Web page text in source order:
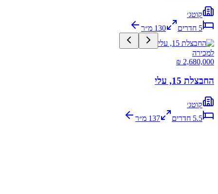
קוטג׳
5 חדרים 130 מ״ר
למכירה
החבצלת 15, עלי
קוטג׳
5.5 חדרים 137 מ״ר